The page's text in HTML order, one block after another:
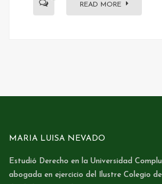
READ MORE
MARIA LUISA NEVADO
Estudió Derecho en la Universidad
abogada en ejercicio del Ilustre Colegio